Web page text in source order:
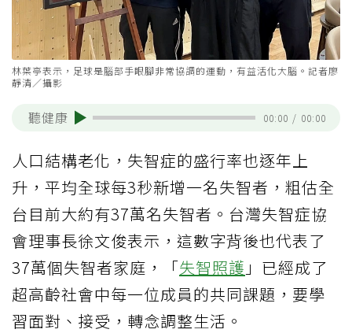
林葉亭表示，足球是腦部手眼腳非常協調的運動，有益活化大腦。記者廖
靜清／攝影
聽健康 00:00 / 00:00
人口結構老化，失智症的盛行率也逐年上
升，平均全球每3秒新增一名失智者，粗估全
台目前大約有37萬名失智者。台灣失智症協
會理事長徐文俊表示，這數字背後也代表了
37萬個失智者家庭，「失智照護 」已經成了
超高齡社會中每一位成員的共同課題，要學
習面對、接受，轉念調整生活。